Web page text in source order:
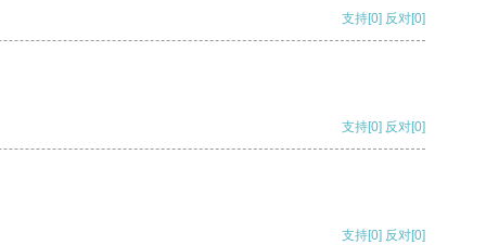
支持[0] 反对[0]
支持[0] 反对[0]
支持[0] 反对[0]